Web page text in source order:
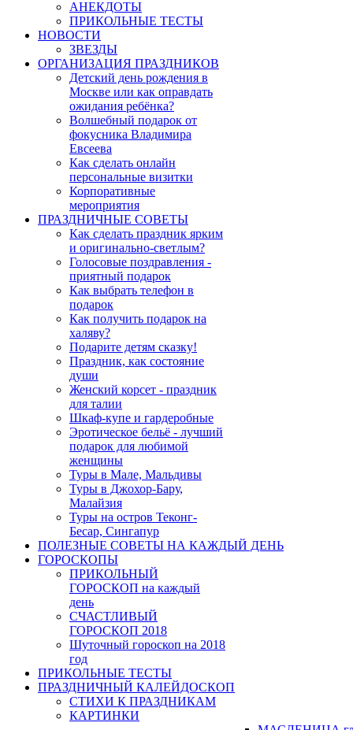
АНЕКДОТЫ
ПРИКОЛЬНЫЕ ТЕСТЫ
НОВОСТИ
ЗВЕЗДЫ
ОРГАНИЗАЦИЯ ПРАЗДНИКОВ
Детский день рождения в
Москве или как оправдать
ожидания ребёнка?
Волшебный подарок от
фокусника Владимира
Евсеева
Как сделать онлайн
персональные визитки
Корпоративные
мероприятия
ПРАЗДНИЧНЫЕ СОВЕТЫ
Как сделать праздник ярким
и оригинально-светлым?
Голосовые поздравления -
приятный подарок
Как выбрать телефон в
подарок
Как получить подарок на
халяву?
Подарите детям сказку!
Праздник, как состояние
души
Женский корсет - праздник
для талии
Шкаф-купе и гардеробные
Эротическое бельё - лучший
подарок для любимой
женщины
Туры в Мале, Мальдивы
Туры в Джохор-Бару,
Малайзия
Туры на остров Теконг-
Бесар, Сингапур
ПОЛЕЗНЫЕ СОВЕТЫ НА КАЖДЫЙ ДЕНЬ
ГОРОСКОПЫ
ПРИКОЛЬНЫЙ
ГОРОСКОП на каждый
день
СЧАСТЛИВЫЙ
ГОРОСКОП 2018
Шуточный гороскоп на 2018
год
ПРИКОЛЬНЫЕ ТЕСТЫ
ПРАЗДНИЧНЫЙ КАЛЕЙДОСКОП
СТИХИ К ПРАЗДНИКАМ
КАРТИНКИ